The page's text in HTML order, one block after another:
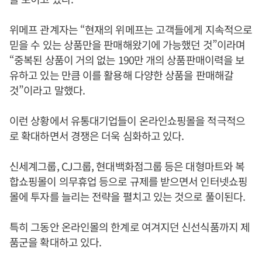
위메프 관계자는 “현재의 위메프는 고객들에게 지속적으로
믿을 수 있는 상품만을 판매해왔기에 가능했던 것”이라며
“중복된 상품이 거의 없는 190만 개의 상품판매이력을 보
유하고 있는 만큼 이를 활용해 다양한 상품을 판매해갈
것”이라고 말했다.
이런 상황에서 유통대기업들이 온라인쇼핑몰을 적극적으
로 확대하면서 경쟁은 더욱 심화하고 있다.
신세계그룹, CJ그룹, 현대백화점그룹 등은 대형마트와 복
합쇼핑몰이 의무휴업 등으로 규제를 받으면서 인터넷쇼핑
몰에 투자를 늘리는 전략을 펼치고 있는 것으로 풀이된다.
특히 그동안 온라인몰의 한계로 여겨지던 신선식품까지 제
품군을 확대하고 있다.